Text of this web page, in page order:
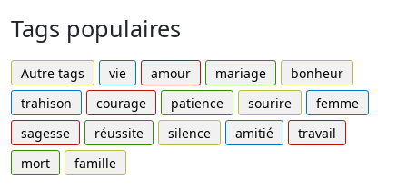
Tags populaires
Autre tags vie amour mariage
bonheur
trahison
courage patience sourire
femme
sagesse
réussite silence amitié
travail
mort
famille